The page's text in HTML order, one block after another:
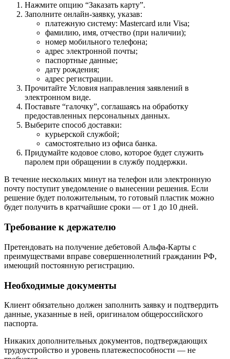
Нажмите опцию “Заказать карту”.
Заполните онлайн-заявку, указав:
платежную систему: Mastercard или Visa;
фамилию, имя, отчество (при наличии);
номер мобильного телефона;
адрес электронной почты;
паспортные данные;
дату рождения;
адрес регистрации.
Прочитайте Условия направления заявлений в
электронном виде.
Поставьте “галочку”, соглашаясь на обработку
предоставленных персональных данных.
Выберите способ доставки:
курьерской службой;
самостоятельно из офиса банка.
Придумайте кодовое слово, которое будет служить
паролем при обращении в службу поддержки.
В течение нескольких минут на телефон или электронную
почту поступит уведомление о вынесении решения. Если
решение будет положительным, то готовый пластик можно
будет получить в кратчайшие сроки — от 1 до 10 дней.
Требование к держателю
Претендовать на получение дебетовой Альфа-Карты с
преимуществами вправе совершеннолетний гражданин РФ,
имеющий постоянную регистрацию.
Необходимые документы
Клиент обязательно должен заполнить заявку и подтвердить
данные, указанные в ней, оригиналом общероссийского
паспорта.
Никаких дополнительных документов, подтверждающих
трудоустройство и уровень платежеспособности — не